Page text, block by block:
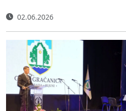
02.06.2026